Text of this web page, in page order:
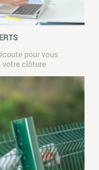
pour vous
votre clôture